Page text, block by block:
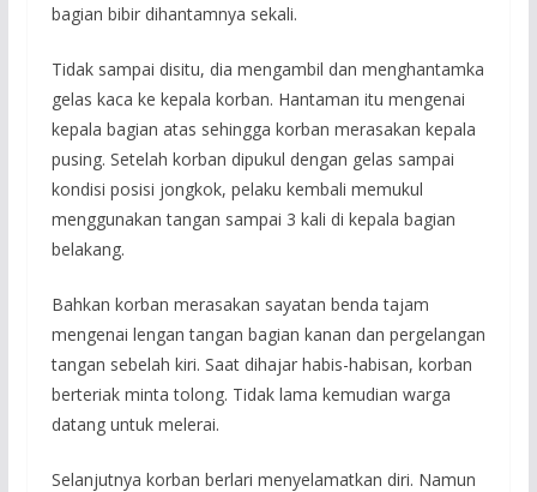
bagian bibir dihantamnya sekali.
Tidak sampai disitu, dia mengambil dan menghantamka
gelas kaca ke kepala korban. Hantaman itu mengenai
kepala bagian atas sehingga korban merasakan kepala
pusing. Setelah korban dipukul dengan gelas sampai
kondisi posisi jongkok, pelaku kembali memukul
menggunakan tangan sampai 3 kali di kepala bagian
belakang.
Bahkan korban merasakan sayatan benda tajam
mengenai lengan tangan bagian kanan dan pergelangan
tangan sebelah kiri. Saat dihajar habis-habisan, korban
berteriak minta tolong. Tidak lama kemudian warga
datang untuk melerai.
Selanjutnya korban berlari menyelamatkan diri. Namun